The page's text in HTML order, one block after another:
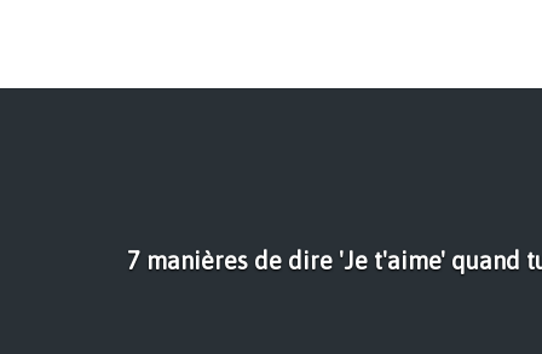
7 manières de dire 'Je t'aime' quand